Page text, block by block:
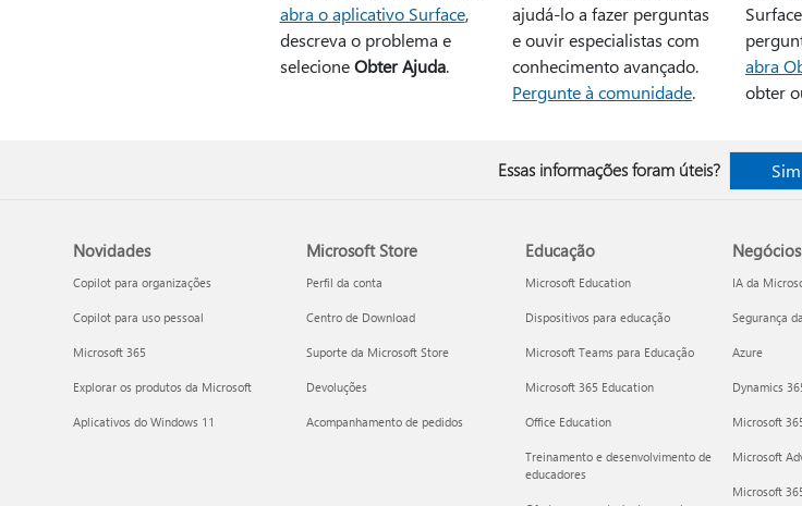
abra o aplicativo Surface,
descreva o problema e
selecioneObter Ajuda.
ajudá-lo a fazer perguntas
e ouvir especialistas com
conhecimento avançado.
Pergunte à comunidade.
abra
obter
Essas informações foram úteis? Sim
Novidades
Copilot para organizações
Copilot para uso pessoal
Microsoft 365
Explorar os produtos da Microsoft
Aplicativos do Windows 11
Microsoft Store
Perfil da conta
Centro de Download
Suporte da Microsoft Store
Devoluções
Acompanhamento de pedidos
Educação
Microsoft Education
Dispositivos para educação
Microsoft Teams para Educação
Microsoft 365 Education
Office Education
Treinamento e desenvolvimento de
educadores
Negócios
IA da
Segurança
Azure
Dynamics
Microsoft
Microsoft
Microsoft